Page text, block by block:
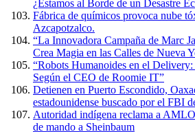
¿Estamos al Borde de un Desastre
Fábrica de químicos provoca nube
Azcapotzalco.
“La Innovadora Campaña de Marc
Crea Magia en las Calles de Nueva
“Robots Humanoides en el
Según el CEO de Roomie IT”
Detienen en Puerto Escondido,
estadounidense buscado por el FBI
Autoridad indígena reclama a
de mando a Sheinbaum